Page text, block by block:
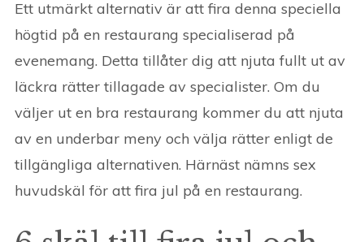
Ett utmärkt alternativ är att fira denna speciella
högtid på en restaurang specialiserad på
evenemang. Detta tillåter dig att njuta fullt ut av
läckra rätter tillagade av specialister. Om du
väljer ut en bra restaurang kommer du att njuta
av en underbar meny och välja rätter enligt de
tillgängliga alternativen. Härnäst nämns sex
huvudskäl för att fira jul på en restaurang.